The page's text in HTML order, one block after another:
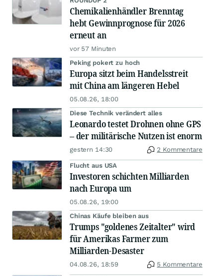
Chemikalienhändler Brenntag
hebt Gewinnprognose für 2026
erneut an
vor 57 Minuten
Peking pokert zu hoch
Europa sitzt beim Handelsstreit
mit China am längeren Hebel
05.08.26, 18:00
Diese Technik verändert alles
Leonardo testet Drohnen ohne GPS
– der militärische Nutzen ist enorm
gestern 14:30 2 Kommentare
Flucht aus USA
Investoren schichten Milliarden
nach Europa um
05.08.26, 19:00
Chinas Käufe bleiben aus
Trumps "goldenes Zeitalter" wird
für Amerikas Farmer zum
Milliarden-Desaster
04.08.26, 18:59 5 Kommentare